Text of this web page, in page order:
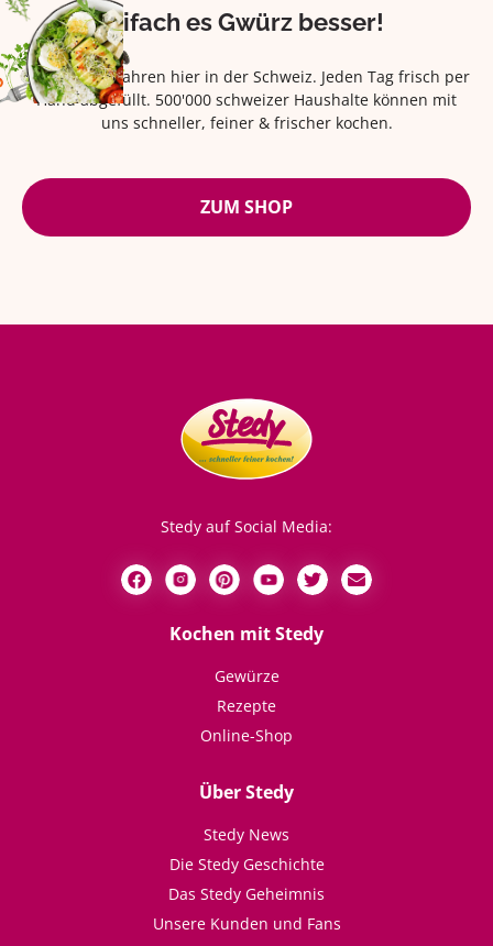
Eifach es Gwürz besser!
Seit über 42 Jahren hier in der Schweiz. Jeden Tag frisch per
Hand abgefüllt. 500'000 schweizer Haushalte können mit
uns schneller, feiner & frischer kochen.
ZUM SHOP
Stedy auf Social Media:
Kochen mit Stedy
Gewürze
Rezepte
Online-Shop
Über Stedy
Stedy News
Die Stedy Geschichte
Das Stedy Geheimnis
Unsere Kunden und Fans